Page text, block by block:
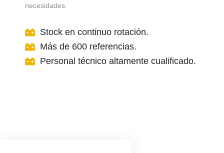
necesidades.
Stock en continuo rotación.
Más de 600 referencias.
Personal técnico altamente cualificado.